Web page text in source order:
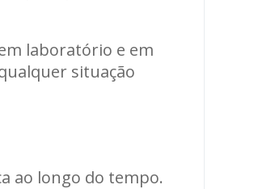
laboratório e em
situação
ao longo do tempo.